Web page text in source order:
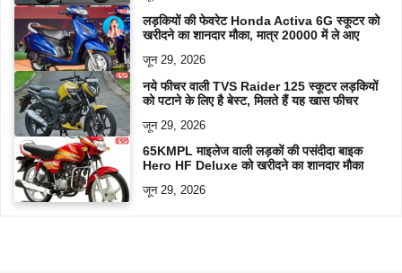
लड़कियों की फेवरेट Honda Activa 6G स्कूटर को
खरीदने का शानदार मौका, मात्र 20000 में ले आए
जून 29, 2026
नये फीचर वाली TVS Raider 125 स्कूटर लड़कियों
को पटाने के लिए है बेस्ट, मिलते हैं यह खास फीचर
जून 29, 2026
65KMPL माइलेज वाली लड़कों की पसंदीदा बाइक
Hero HF Deluxe को खरीदने का शानदार मौका
जून 29, 2026